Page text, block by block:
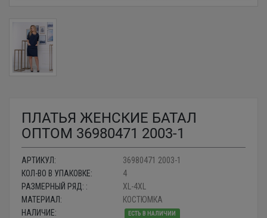
ПЛАТЬЯ ЖЕНСКИЕ БАТАЛ
ОПТОМ 36980471 2003-1
АРТИКУЛ:
36980471 2003-1
КОЛ-ВО В УПАКОВКЕ:
4
РАЗМЕРНЫЙ РЯД: :
XL-4XL
МАТЕРИАЛ:
КОСТЮМКА
НАЛИЧИЕ:
ЕСТЬ В НАЛИЧИИ